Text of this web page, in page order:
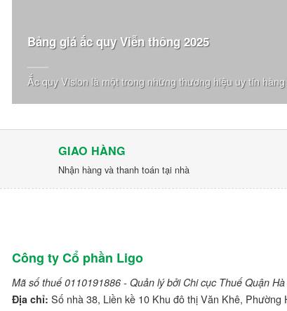
Bảng giá ắc quy Viễn thông 2025
Ắc quy Vision là một trong những thương hiệu uy tín hàng
GIAO HÀNG
Nhận hàng và thanh toán tại nhà
Công ty Cổ phần Ligo
Mã số thuế 0110191886 - Quản lý bởi Chi cục Thuế Quận
Địa chỉ: Số nhà 38, Liền kề 10 Khu đô thị Văn Khê, Phường